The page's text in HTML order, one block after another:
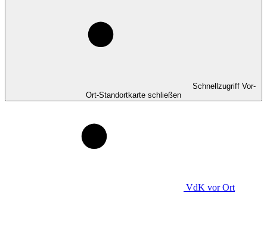
Schnellzugriff Vor-
Ort-Standortkarte schließen
VdK vor Ort